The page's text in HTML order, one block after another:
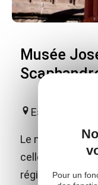
Musée
Espalion
Le musée vous
celle des arts
région et celle
Pour un